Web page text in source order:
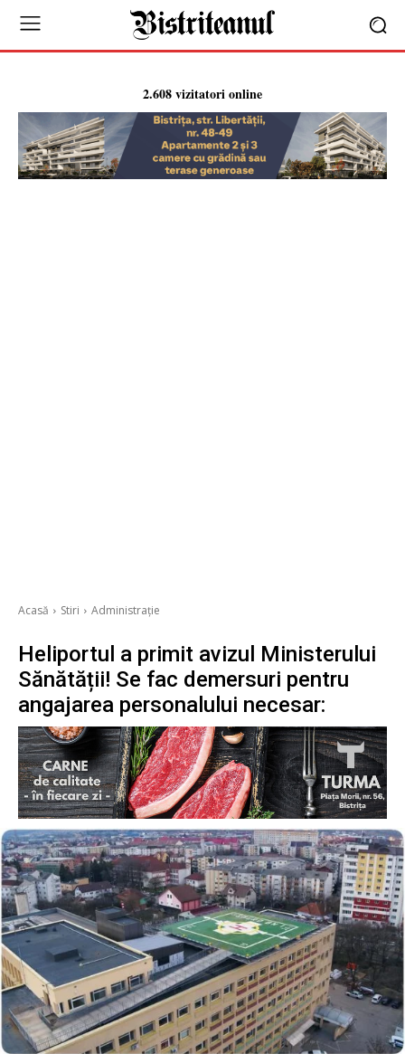
2.608 vizitatori online
Acasă Stiri Administrație
Heliportul a primit avizul Ministerului
Sănătății! Se fac demersuri pentru
angajarea personalului necesar: